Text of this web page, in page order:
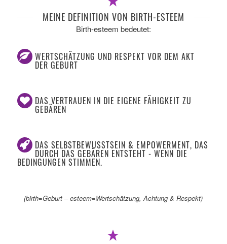
MEINE DEFINITION VON BIRTH-ESTEEM
Birth-esteem bedeutet:
WERTSCHÄTZUNG UND RESPEKT VOR DEM AKT
DER GEBURT
DAS VERTRAUEN IN DIE EIGENE FÄHIGKEIT ZU
GEBÄREN
DAS SELBSTBEWUSSTSEIN & EMPOWERMENT, DAS
DURCH DAS GEBÄREN ENTSTEHT - WENN DIE
BEDINGUNGEN STIMMEN.
(birth=Geburt – esteem=Wertschätzung, Achtung & Respekt)